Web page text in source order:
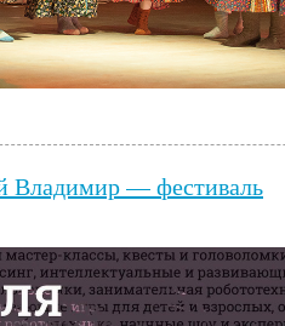
Владимир — фестиваль